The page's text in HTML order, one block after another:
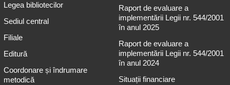
Legea bibliotecilor
Sediul central
Filiale
Editură
Coordonare și îndrumare
metodică
Raport de evaluare a
implementării Legii nr. 544/2001
în anul 2025
Raport de evaluare a
implementării Legii nr. 544/2001
în anul 2024
Situații financiare